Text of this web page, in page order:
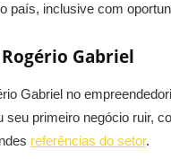
país, inclusive com
Gabriel
Gabriel no
seu primeiro negócio ruir,
referências do setor.